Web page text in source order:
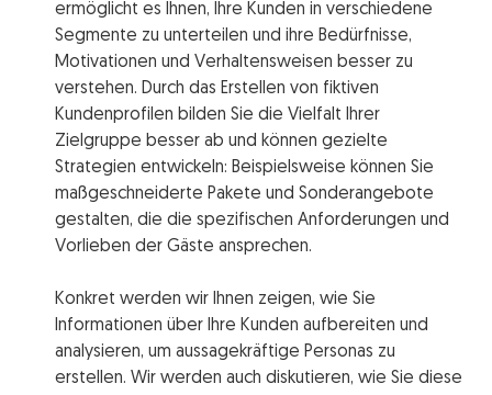
ermöglicht es Ihnen, Ihre Kunden in verschiedene
Segmente zu unterteilen und ihre Bedürfnisse,
Motivationen und Verhaltensweisen besser zu
verstehen. Durch das Erstellen von fiktiven
Kundenprofilen bilden Sie die Vielfalt Ihrer
Zielgruppe besser ab und können gezielte
Strategien entwickeln: Beispielsweise können Sie
maßgeschneiderte Pakete und Sonderangebote
gestalten, die die spezifischen Anforderungen und
Vorlieben der Gäste ansprechen.
Konkret werden wir Ihnen zeigen, wie Sie
Informationen über Ihre Kunden aufbereiten und
analysieren, um aussagekräftige Personas zu
erstellen. Wir werden auch diskutieren, wie Sie diese